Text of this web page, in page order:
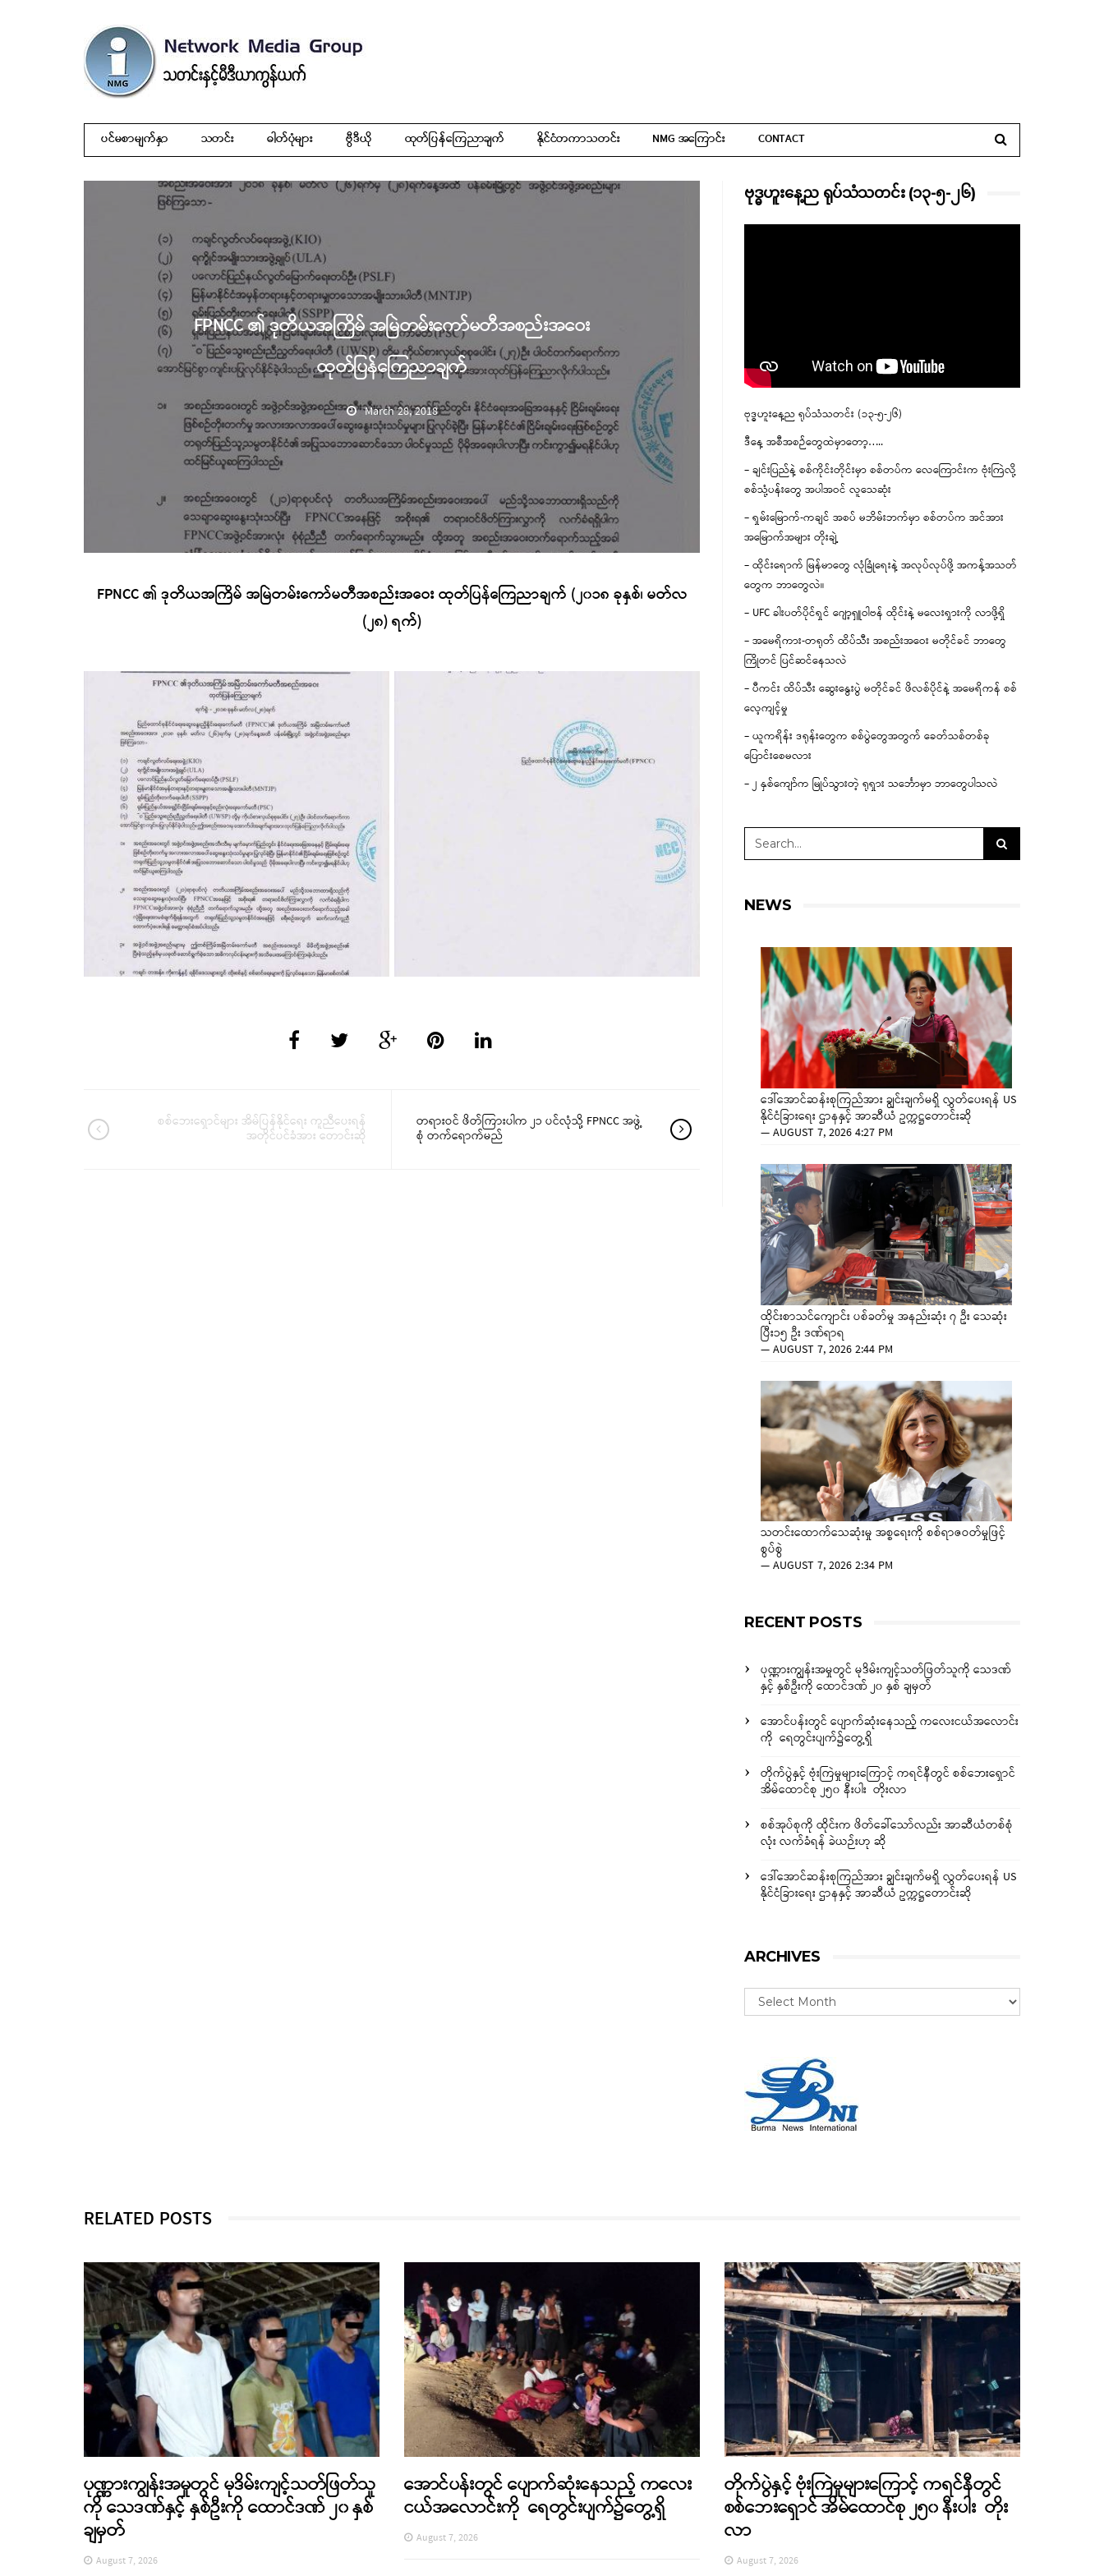
ပင်မစာမျက်နှာ သတင်း ဓါတ်ပုံများ ဗွီဒီယို ထုတ်ပြန်ကြေညာချက် နိုင်ငံတကာသတင်း NMG အကြောင်း CONTACT
FPNCC ၏ ဒုတိယအကြိမ် အမြဲတမ်းကော်မတီအစည်းအဝေး
ထုတ်ပြန်ကြေညာချက်
March 28, 2018
FPNCC ၏ ဒုတိယအကြိမ် အမြဲတမ်းကော်မတီအစည်းအဝေး ထုတ်ပြန်ကြေညာချက် (၂၀၁၈ ခုနှစ်၊ မတ်လ
(၂၈) ရက်)
စစ်ဘေးရှောင်များ အိမ်ပြန်နိုင်ရေး ကူညီပေးရန်
အတိုင်ပင်ခံအား တောင်းဆို
တရားဝင် ဖိတ်ကြားပါက ၂၁ ပင်လုံသို့ FPNCC အဖွဲ့
စုံ တက်ရောက်မည်
ဗုဒ္ဓဟူးနေ့ည ရုပ်သံသတင်း (၁၃-၅-၂၆)
ဗုဒ္ဓဟူးနေ့ည ရုပ်သံသတင်း (၁၃-၅-၂၆)
ဒီနေ့ အစီအစဉ်တွေထဲမှာတော့…..
– ချင်းပြည်နဲ့ စစ်ကိုင်းတိုင်းမှာ စစ်တပ်က လေကြောင်းက ဗုံးကြဲလို့
စစ်သုံ့ပန်းတွေ အပါအဝင် လူသေဆုံး
– ရှမ်းမြောက်-ကချင် အစပ် မဘိမ်းဘက်မှာ စစ်တပ်က အင်အား
အမြောက်အများ တိုးချဲ့
– ထိုင်းရောက် မြန်မာတွေ လုံခြုံရေးနဲ့ အလုပ်လုပ်ဖို့ အကန့်အသတ်
တွေက ဘာတွေလဲ။
– UFC ခါးပတ်ပိုင်ရှင် ဂျော့ရှူဝါဗန် ထိုင်းနဲ့ မလေးရှားကို လာဖို့ရှိ
– အမေရိကား-တရုတ် ထိပ်သီး အစည်းအဝေး မတိုင်ခင် ဘာတွေ
ကြိုတင် ပြင်ဆင်နေသလဲ
– ပီကင်း ထိပ်သီး ဆွေးနွေးပွဲ မတိုင်ခင် ဖိလစ်ပိုင်နဲ့ အမေရိကန် စစ်
လေ့ကျင့်မှု
– ယူကရိန်း ဒရုန်းတွေက စစ်ပွဲတွေအတွက် ခေတ်သစ်တစ်ခု
ပြောင်းစေမလား
– ၂ နှစ်ကျော်က မြုပ်သွားတဲ့ ရုရှား သင်္ဘောမှာ ဘာတွေပါသလဲ
NEWS
ဒေါ်အောင်ဆန်းစုကြည်အား ချွင်းချက်မရှိ လွှတ်ပေးရန် US
နိုင်ငံခြားရေး ဌာနနှင့် အာဆီယံ ဥက္ကဋ္ဌတောင်းဆို
—AUGUST 7, 2026 4:27 PM
ထိုင်းစာသင်ကျောင်း ပစ်ခတ်မှု အနည်းဆုံး ၇ ဦး သေဆုံး
ပြီး၁၅ ဦး ဒဏ်ရာရ
—AUGUST 7, 2026 2:44 PM
သတင်းထောက်သေဆုံးမှု အစ္စရေးကို စစ်ရာဇဝတ်မှုဖြင့်
စွပ်စွဲ
—AUGUST 7, 2026 2:34 PM
RECENT POSTS
ပုဏ္ဏားကျွန်းအမှုတွင် မုဒိမ်းကျင့်သတ်ဖြတ်သူကို သေဒဏ်
နှင့် နှစ်ဦးကို ထောင်ဒဏ် ၂၀ နှစ် ချမှတ်
အောင်ပန်းတွင် ပျောက်ဆုံးနေသည့် ကလေးငယ်အလောင်း
ကို ရေတွင်းပျက်၌တွေ့ရှိ
တိုက်ပွဲနှင့် ဗုံးကြဲမှုများကြောင့် ကရင်နီတွင် စစ်ဘေးရှောင်
အိမ်ထောင်စု ၂၅၀ နီးပါး တိုးလာ
စစ်အုပ်စုကို ထိုင်းက ဖိတ်ခေါ်သော်လည်း အာဆီယံတစ်စုံ
လုံး လက်ခံရန် ခဲယဉ်းဟု ဆို
ဒေါ်အောင်ဆန်းစုကြည်အား ချွင်းချက်မရှိ လွှတ်ပေးရန် US
နိုင်ငံခြားရေး ဌာနနှင့် အာဆီယံ ဥက္ကဋ္ဌတောင်းဆို
ARCHIVES
RELATED POSTS
ပုဏ္ဏားကျွန်းအမှုတွင် မုဒိမ်းကျင့်သတ်ဖြတ်သူ
ကို သေဒဏ်နှင့် နှစ်ဦးကို ထောင်ဒဏ် ၂၀ နှစ်
ချမှတ်
August 7, 2026
အောင်ပန်းတွင် ပျောက်ဆုံးနေသည့် ကလေး
ငယ်အလောင်းကို ရေတွင်းပျက်၌တွေ့ရှိ
August 7, 2026
တိုက်ပွဲနှင့် ဗုံးကြဲမှုများကြောင့် ကရင်နီတွင်
စစ်ဘေးရှောင် အိမ်ထောင်စု ၂၅၀ နီးပါး တိုး
လာ
August 7, 2026